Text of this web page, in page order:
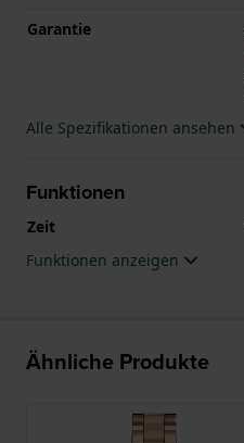
Garantie
Alle Spezifikationen ansehen
Funktionen
Zeit
Funktionen anzeigen
Ähnliche Produkte